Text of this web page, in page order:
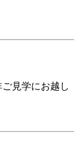
見学にお越し